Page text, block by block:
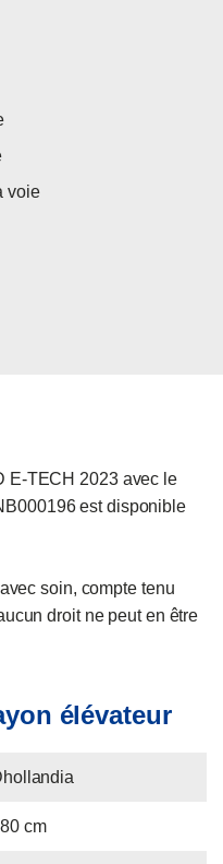
voie
E-TECH 2023 avec le
est disponible
soin, compte tenu
droit ne peut en être
élévateur
cm